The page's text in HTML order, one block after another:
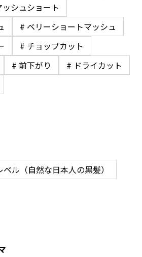
ッシュショート
# ベリーショートマッシュ
# チョップカット
# 前下がり
# ドライカット
ル（自然な日本人の黒髪）